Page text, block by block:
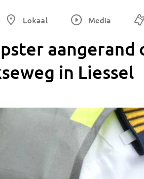
Lokaal Media
aangerand
in Liessel